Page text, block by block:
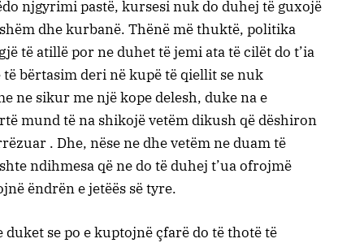
pastë, kursesi nuk do duhej të guxojë
dhe kurbanë. Thënë më thuktë, politika
të atillë por ne duhet të jemi ata të cilët do t’ia
bërtasim deri në kupë të qiellit se nuk
ne sikur me një kope delesh, duke na e
mund të na shikojë vetëm dikush që dëshiron
. Dhe, nëse ne dhe vetëm ne duam të
ndihmesa që ne do të duhej t’ua ofrojmë
ëndrën e jetëës së tyre.
se po e kuptojnë çfarë do të thotë të